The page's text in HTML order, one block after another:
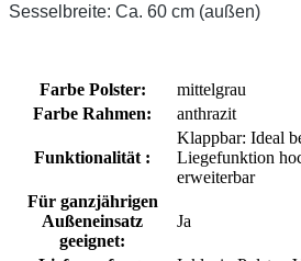
Sesselbreite: Ca. 60 cm (außen)
Farbe Polster:
mittelgrau
Farbe Rahmen:
anthrazit
Funktionalität :
Klappbar: Ideal
Liegefunktion
erweiterbar
Für ganzjährigen
Außeneinsatz
geeignet:
Ja